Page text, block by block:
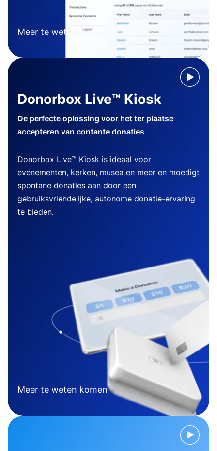
Meer te weten komen
Donorbox Live™ Kiosk
De perfecte oplossing voor het ter plaatse
accepteren van contante donaties
Donorbox Live™ Kiosk is ideaal voor
evenementen, kerken, musea en meer en moedigt
spontane donaties aan door een
gebruiksvriendelijke, autonome donatie-ervaring
te bieden.
Meer te weten komen